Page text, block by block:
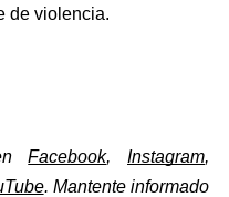
de violencia.
Facebook, Instagram,
. Mantente informado